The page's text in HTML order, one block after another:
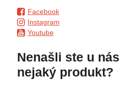
Facebook
Instagram
Youtube
Nenašli ste u nás
nejaký produkt?